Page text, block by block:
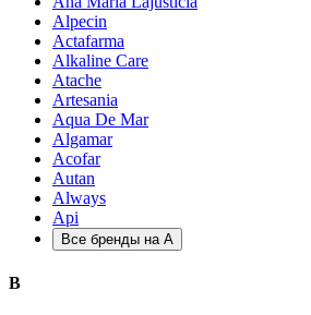
Alpecin
Actafarma
Alkaline Care
Atache
Artesania
Aqua De Mar
Algamar
Acofar
Autan
Always
Api
Все бренды на A
B